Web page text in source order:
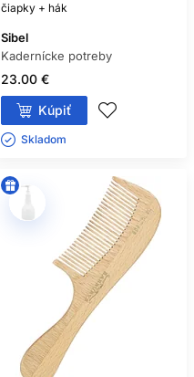
čiapky + hák
Sibel
Kadernícke potreby
23.00 €
Kúpiť
Skladom ㅤ